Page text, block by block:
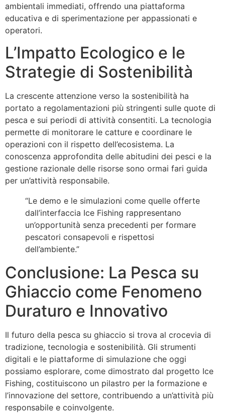
ambientali immediati, offrendo una piattaforma
educativa e di sperimentazione per appassionati e
operatori.
L’Impatto Ecologico e le
Strategie di Sostenibilità
La crescente attenzione verso la sostenibilità ha
portato a regolamentazioni più stringenti sulle quote di
pesca e sui periodi di attività consentiti. La tecnologia
permette di monitorare le catture e coordinare le
operazioni con il rispetto dell’ecosistema. La
conoscenza approfondita delle abitudini dei pesci e la
gestione razionale delle risorse sono ormai fari guida
per un’attività responsabile.
“Le demo e le simulazioni come quelle offerte
dall’interfaccia Ice Fishing rappresentano
un’opportunità senza precedenti per formare
pescatori consapevoli e rispettosi
dell’ambiente.”
Conclusione: La Pesca su
Ghiaccio come Fenomeno
Duraturo e Innovativo
Il futuro della pesca su ghiaccio si trova al crocevia di
tradizione, tecnologia e sostenibilità. Gli strumenti
digitali e le piattaforme di simulazione che oggi
possiamo esplorare, come dimostrato dal progetto Ice
Fishing, costituiscono un pilastro per la formazione e
l’innovazione del settore, contribuendo a un’attività più
responsabile e coinvolgente.